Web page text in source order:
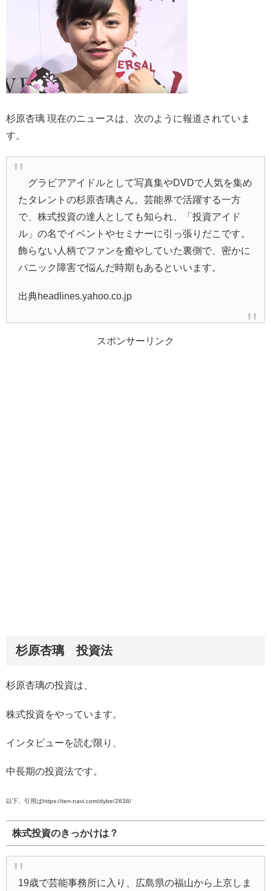
杉原杏璃 現在のニュースは、次のように報道されていま
す。
グラビアアイドルとして写真集やDVDで人気を集め
たタレントの杉原杏璃さん。芸能界で活躍する一方
で、株式投資の達人としても知られ、「投資アイド
ル」の名でイベントやセミナーに引っ張りだこです。
飾らない人柄でファンを癒やしていた裏側で、密かに
パニック障害で悩んだ時期もあるといいます。
出典headlines.yahoo.co.jp
スポンサーリンク
杉原杏璃 投資法
杉原杏璃の投資は、
株式投資をやっています。
インタビューを読む限り、
中長期の投資法です。
以下、引用はhttps://ten-navi.com/dybe/2638/
株式投資のきっかけは？
19歳で芸能事務所に入り、広島県の福山から上京しま